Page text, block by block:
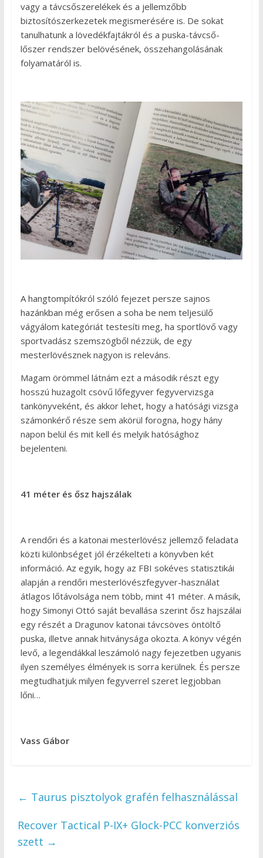
vagy a távcsőszerelékek és a jellemzőbb
biztosítószerkezetek megismerésére is. De sokat
tanulhatunk a lövedékfajtákról és a puska-távcső-
lőszer rendszer belövésének, összehangolásának
folyamatáról is.
A hangtompítókról szóló fejezet persze sajnos
hazánkban még erősen a soha be nem teljesülő
vágyálom kategóriát testesíti meg, ha sportlövő vagy
sportvadász szemszögből nézzük, de egy
mesterlövésznek nagyon is releváns.
Magam örömmel látnám ezt a második részt egy
hosszú huzagolt csövű lőfegyver fegyvervizsga
tankönyveként, és akkor lehet, hogy a hatósági vizsga
számonkérő része sem akörül forogna, hogy hány
napon belül és mit kell és melyik hatósághoz
bejelenteni.
41 méter és ősz hajszálak
A rendőri és a katonai mesterlövész jellemző feladata
közti különbséget jól érzékelteti a könyvben két
információ. Az egyik, hogy az FBI sokéves statisztikái
alapján a rendőri mesterlövészfegyver-használat
átlagos lőtávolsága nem több, mint 41 méter. A másik,
hogy Simonyi Ottó saját bevallása szerint ősz hajszálai
egy részét a Dragunov katonai távcsöves öntöltő
puska, illetve annak hitványsága okozta. A könyv végén
levő, a legendákkal leszámoló nagy fejezetben ugyanis
ilyen személyes élmények is sorra kerülnek. És persze
megtudhatjuk milyen fegyverrel szeret legjobban
lőni…
Vass Gábor
← Taurus pisztolyok grafén felhasználással
Recover Tactical P-IX+ Glock-PCC konverziós
szett →